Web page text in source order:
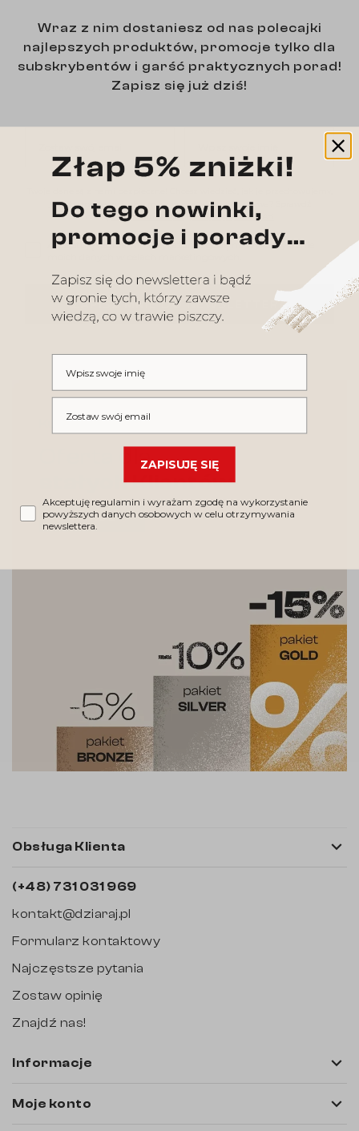
Wraz z nim dostaniesz od nas polecajki
najlepszych produktów, promocje tylko dla
subskrybentów i garść praktycznych porad!
Zapisz się już dziś!
jak ich strzeżemy i jakie masz w związku z tym prawa? Sprawdź
nasząregulamin sklepuipolitykę prywatności
Akceptuję regulamin i wyrażam zgodę na wykorzystanie
Akceptuję regulamin i wyrażam zgodę na wykorzystanie
ZAPISZ MNIE DO NEWSLETTERA
Kupujesz regularnie?
Oferta dla
stałych Klientów
SPRAWDŹ
Obsługa Klienta 
(+48) 731 031 969
kontakt@dziaraj.pl
Formularz kontaktowy
Najczęstsze pytania
Zostaw opinię
Znajdź nas!
Informacje 
Moje konto 
ZAPISUJĘ SIĘ
Akceptuję regulamin i wyrażam zgodę na wykorzystanie
powyższych danych osobowych w celu otrzymywania
newslettera.